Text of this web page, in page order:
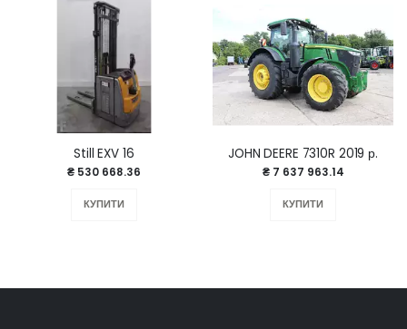
Still EXV 16
₴ 530 668.36
КУПИТИ
JOHN DEERE 7310R 2019 р.
₴ 7 637 963.14
КУПИТИ